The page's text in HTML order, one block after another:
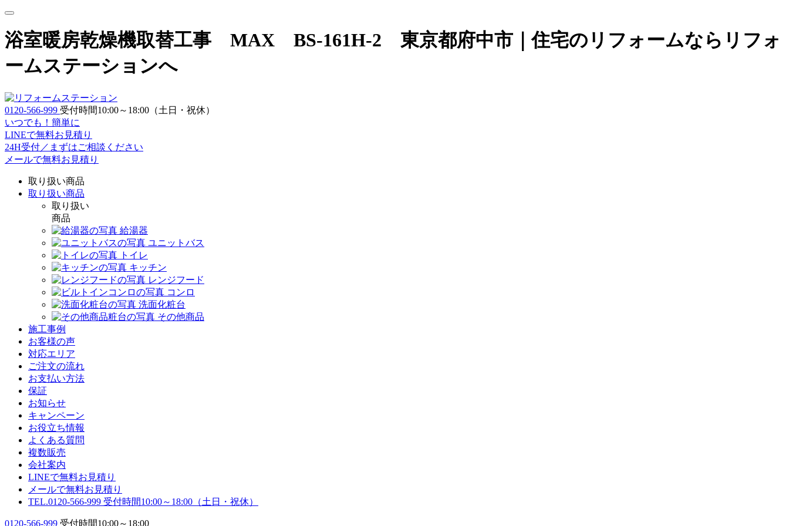
浴室暖房乾燥機取替工事 MAX BS-161H-2 東京都府中市｜住宅のリフォームならリフォ
ームステーションへ
0120-566-999 受付時間10:00～18:00（土日・祝休）
いつでも！簡単に
LINEで無料お見積り
24H受付／まずはご相談ください
メールで無料お見積り
取り扱い商品
取り扱い商品
取り扱い
商品
給湯器
ユニットバス
トイレ
キッチン
レンジフード
コンロ
洗面化粧台
その他商品
施工事例
お客様の声
対応エリア
ご注文の流れ
お支払い方法
保証
お知らせ
キャンペーン
お役立ち情報
よくある質問
複数販売
会社案内
LINEで無料お見積り
メールで無料お見積り
TEL.0120-566-999 受付時間10:00～18:00（土日・祝休）
0120-566-999 受付時間10:00～18:00